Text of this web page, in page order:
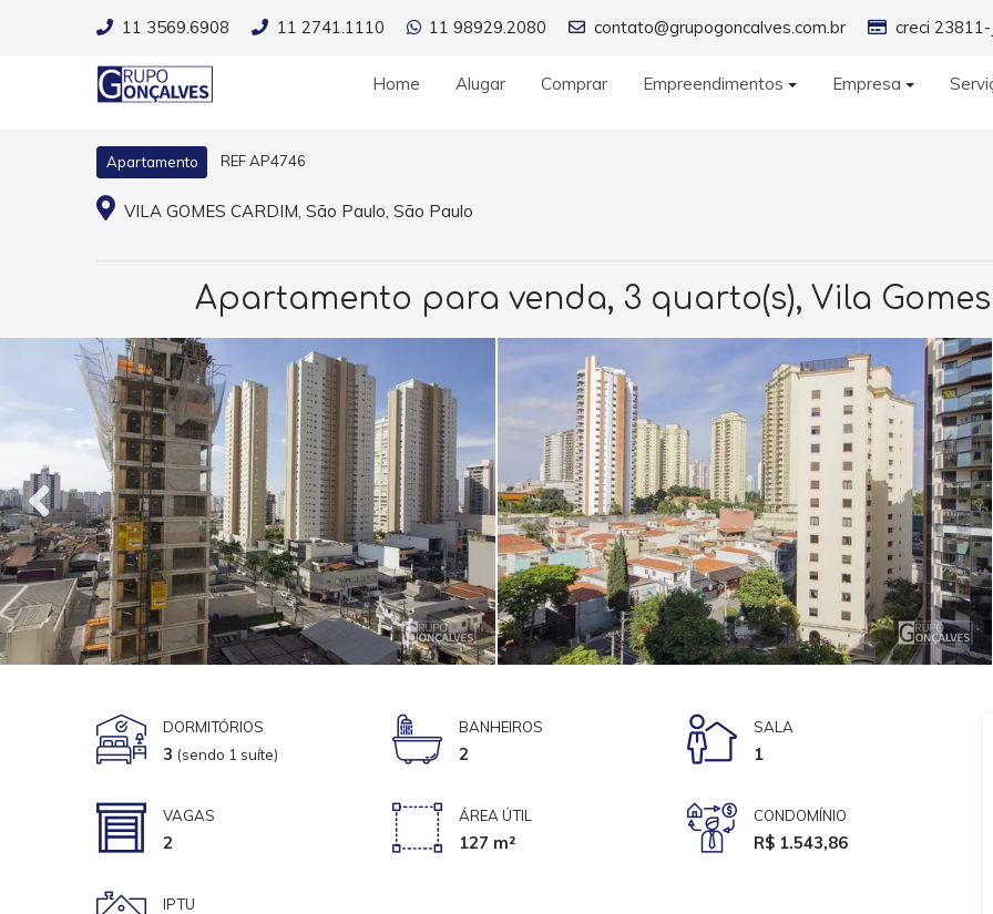
11 3569.6908 11 2741.1110 11 98929.2080 contato@grupogoncalves.com.br creci 23811-
Home Alugar Comprar Empreendimentos Empresa
Apartamento REF AP4746
VILA GOMES CARDIM, São Paulo, São Paulo
Apartamento para venda, 3 quarto(s), Vila
DORMITÓRIOS
3 (sendo 1 suíte)
BANHEIROS
2
SALA
1
VAGAS
2
ÁREA ÚTIL
127 m²
CONDOMÍNIO
R$ 1.543,86
IPTU